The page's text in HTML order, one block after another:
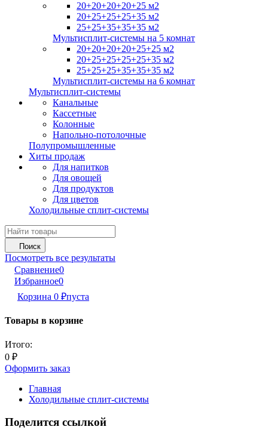
20+20+20+20+25 м2
20+25+25+25+35 м2
25+25+35+35+35 м2
Мультисплит-системы на 5 комнат
20+20+20+20+25+25 м2
20+25+25+25+25+35 м2
25+25+25+35+35+35 м2
Мультисплит-системы на 6 комнат
Мультисплит-системы
Канальные
Кассетные
Колонные
Напольно-потолочные
Полупромышленные
Хиты продаж
Для напитков
Для овощей
Для продуктов
Для цветов
Холодильные сплит-системы
Поиск
Посмотреть все результаты
Сравнение0
Избранное0
Корзина 0 ₽пуста
Товары в корзине
Итого:
0 ₽
Оформить заказ
Главная
Холодильные сплит-системы
Поделится ссылкой